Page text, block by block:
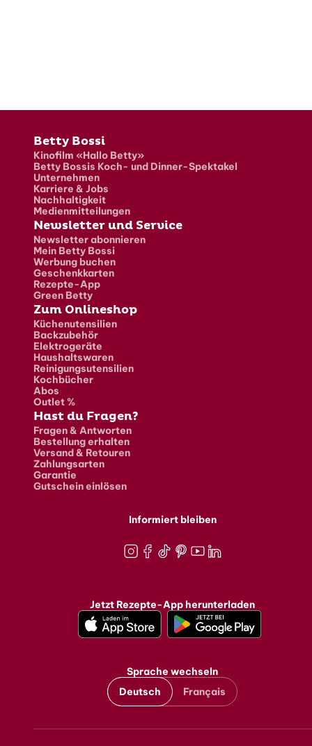
Fusszeile
Betty Bossi
Kinofilm «Hallo Betty»
Betty Bossis Koch- und Dinner-Spektakel
Unternehmen
Karriere & Jobs
Nachhaltigkeit
Medienmitteilungen
Newsletter und Service
Newsletter abonnieren
Mein Betty Bossi
Werbung buchen
Geschenkkarten
Rezepte-App
Green Betty
Zum Onlineshop
Küchenutensilien
Backzubehör
Elektrogeräte
Haushaltswaren
Reinigungsutensilien
Kochbücher
Abos
Outlet %
Hast du Fragen?
Fragen & Antworten
Bestellung erhalten
Versand & Retouren
Zahlungsarten
Garantie
Gutschein einlösen
Informiert bleiben
Jetzt Rezepte-App herunterladen
Sprache wechseln
Deutsch
Français